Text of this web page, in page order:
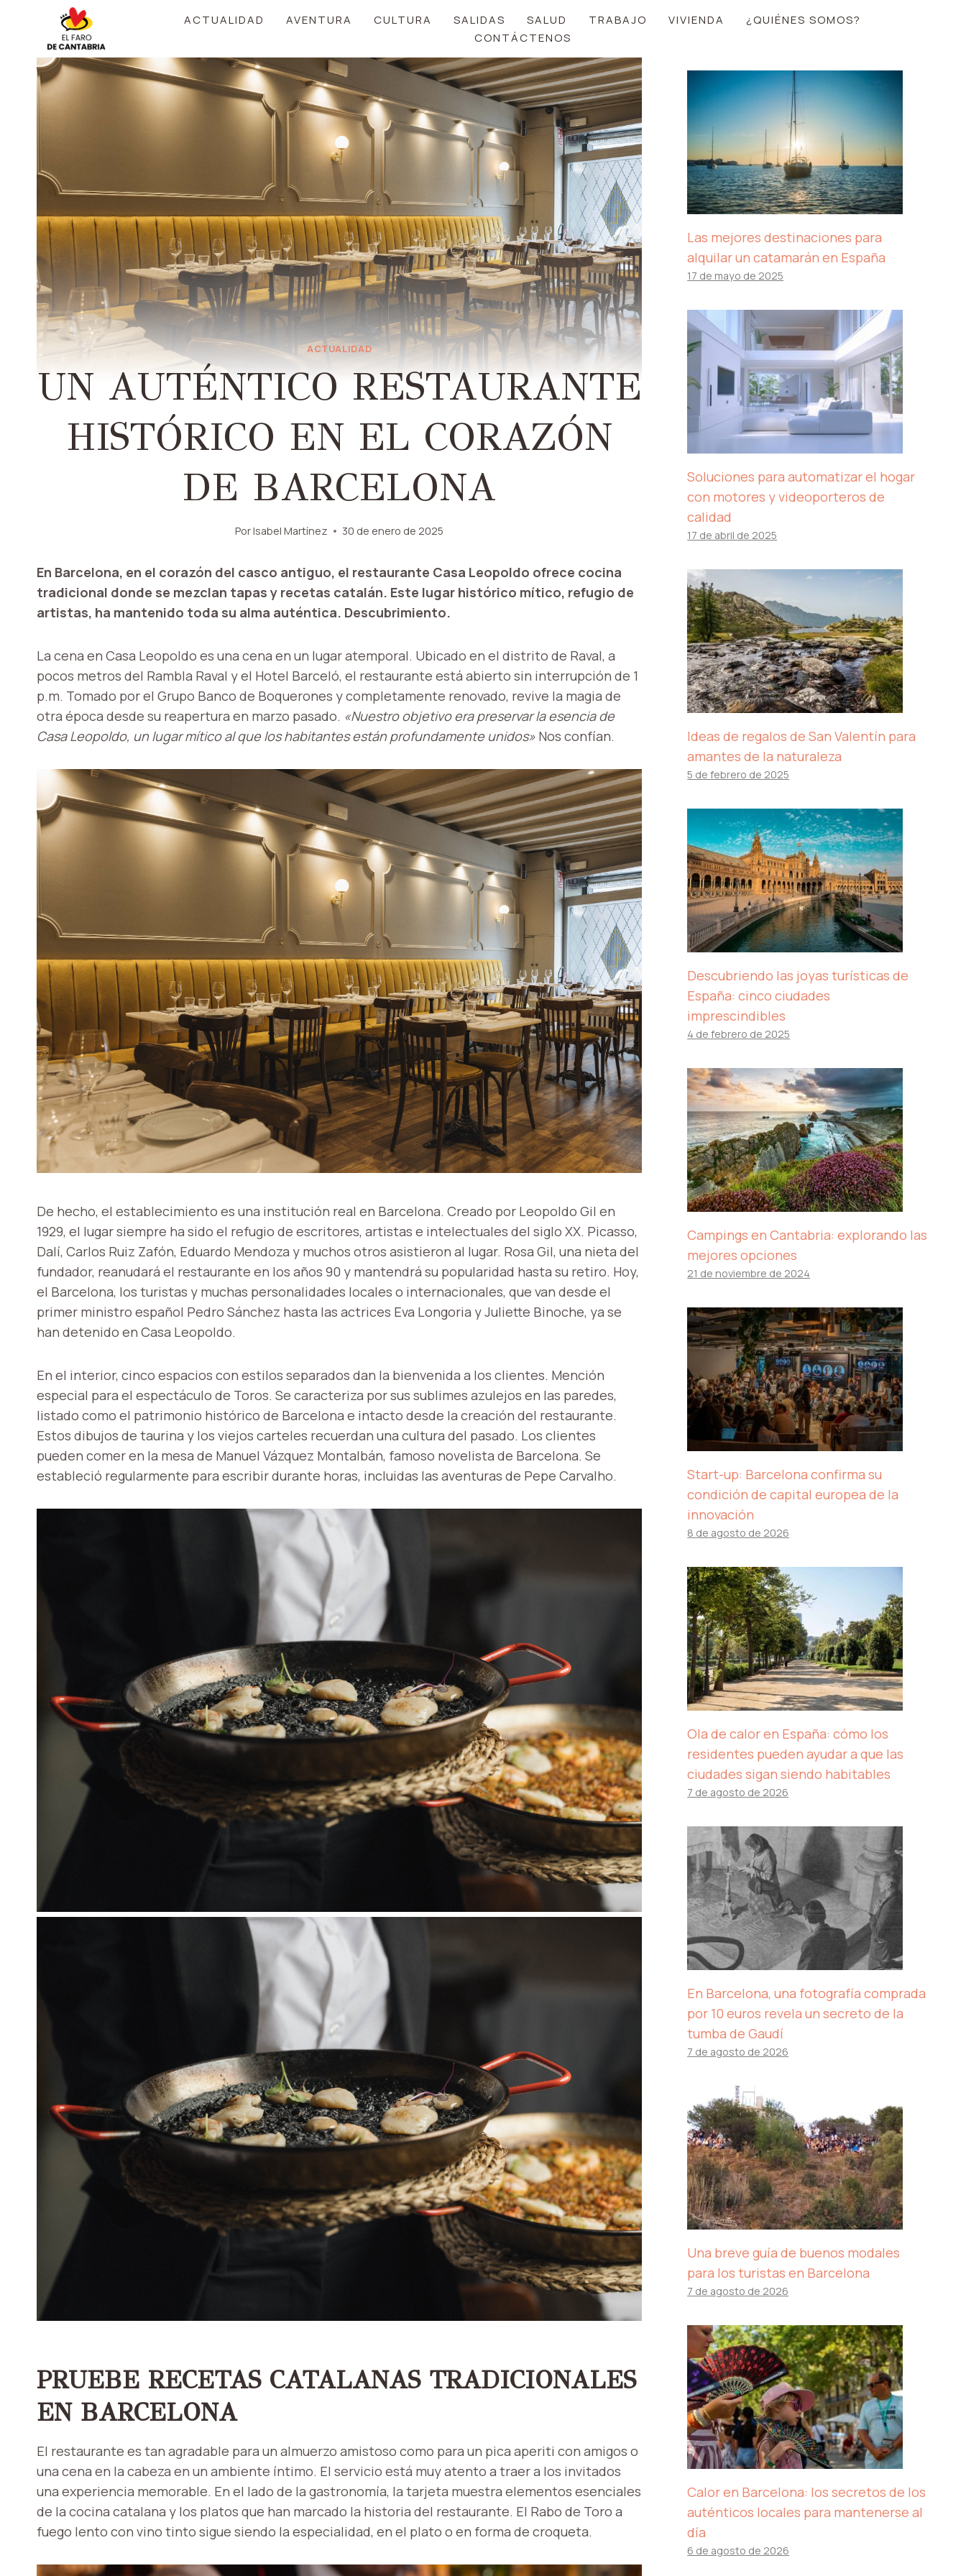
contenido
ACTUALIDAD AVENTURA CULTURA SALIDAS SALUD TRABAJO VIVIENDA
¿QUIÉNES SOMOS?
CONTÁCTENOS
ACTUALIDAD
UN AUTÉNTICO RESTAURANTE
HISTÓRICO EN EL CORAZÓN
DE BARCELONA
PorIsabel Martínez 30 de enero de 2025
En Barcelona, ​​en el corazón del casco antiguo, el restaurante Casa Leopoldo ofrece cocina
tradicional donde se mezclan tapas y recetas catalán. Este lugar histórico mítico, refugio de
artistas, ha mantenido toda su alma auténtica. Descubrimiento.
La cena en Casa Leopoldo es una cena en un lugar atemporal. Ubicado en el distrito de Raval, a
pocos metros del Rambla Raval y el Hotel Barceló, el restaurante está abierto sin interrupción de 1
p.m. Tomado por el Grupo Banco de Boquerones y completamente renovado, revive la magia de
otra época desde su reapertura en marzo pasado. «Nuestro objetivo era preservar la esencia de
Casa Leopoldo, un lugar mítico al que los habitantes están profundamente unidos» Nos confían.
De hecho, el establecimiento es una institución real en Barcelona. Creado por Leopoldo Gil en
1929, el lugar siempre ha sido el refugio de escritores, artistas e intelectuales del siglo XX. Picasso,
Dalí, Carlos Ruiz Zafón, Eduardo Mendoza y muchos otros asistieron al lugar. Rosa Gil, una nieta del
fundador, reanudará el restaurante en los años 90 y mantendrá su popularidad hasta su retiro. Hoy,
el Barcelona, ​​los turistas y muchas personalidades locales o internacionales, que van desde el
primer ministro español Pedro Sánchez hasta las actrices Eva Longoria y Juliette Binoche, ya se
han detenido en Casa Leopoldo.
En el interior, cinco espacios con estilos separados dan la bienvenida a los clientes. Mención
especial para el espectáculo de Toros. Se caracteriza por sus sublimes azulejos en las paredes,
listado como el patrimonio histórico de Barcelona e intacto desde la creación del restaurante.
Estos dibujos de taurina y los viejos carteles recuerdan una cultura del pasado. Los clientes
pueden comer en la mesa de Manuel Vázquez Montalbán, famoso novelista de Barcelona. Se
estableció regularmente para escribir durante horas, incluidas las aventuras de Pepe Carvalho.
PRUEBE RECETAS CATALANAS TRADICIONALES
EN BARCELONA
El restaurante es tan agradable para un almuerzo amistoso como para un pica aperiti con amigos o
una cena en la cabeza en un ambiente íntimo. El servicio está muy atento a traer a los invitados
una experiencia memorable. En el lado de la gastronomía, la tarjeta muestra elementos esenciales
de la cocina catalana y los platos que han marcado la historia del restaurante. El Rabo de Toro a
fuego lento con vino tinto sigue siendo la especialidad, en el plato o en forma de croqueta.
Las mejores destinaciones para
alquilar un catamarán en España
17 de mayo de 2025
Soluciones para automatizar el hogar
con motores y videoporteros de
calidad
17 de abril de 2025
Ideas de regalos de San Valentín para
amantes de la naturaleza
5 de febrero de 2025
Descubriendo las joyas turísticas de
España: cinco ciudades
imprescindibles
4 de febrero de 2025
Campings en Cantabria: explorando las
mejores opciones
21 de noviembre de 2024
Start-up: Barcelona confirma su
condición de capital europea de la
innovación
8 de agosto de 2026
Ola de calor en España: cómo los
residentes pueden ayudar a que las
ciudades sigan siendo habitables
7 de agosto de 2026
En Barcelona, ​​una fotografía comprada
por 10 euros revela un secreto de la
tumba de Gaudí
7 de agosto de 2026
Una breve guía de buenos modales
para los turistas en Barcelona
7 de agosto de 2026
Calor en Barcelona: los secretos de los
auténticos locales para mantenerse al
día
6 de agosto de 2026